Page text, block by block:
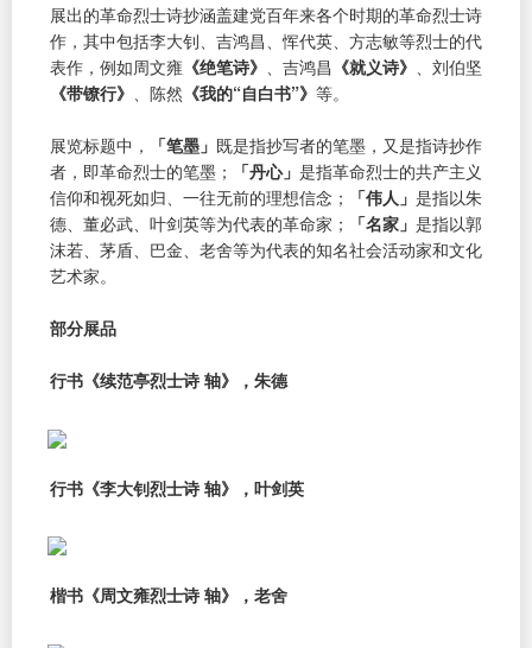
展出的革命烈士诗抄涵盖建党百年来各个时期的革命烈士诗
作，其中包括李大钊、吉鸿昌、恽代英、方志敏等烈士的代
表作，例如周文雍 《绝笔诗》 、吉鸿昌 《就义诗》
、刘伯坚
《带镣行》
、陈然 《我的“自白书”》 等。
展览标题中， 「笔墨」 既是指抄写者的笔墨，又是指诗抄作
者，即革命烈士的笔墨；
「丹心」 是指革命烈士的共产主义
信仰和视死如归、一往无前的理想信念；
「伟人」 是指以朱
德、董必武、叶剑英等为代表的革命家；
「名家」 是指以郭
沫若、茅盾、巴金、老舍等为代表的知名社会活动家和文化
艺术家。
部分展品
行书《续范亭烈士诗 轴》，朱德
行书《李大钊烈士诗 轴》，叶剑英
楷书《周文雍烈士诗 轴》，老舍